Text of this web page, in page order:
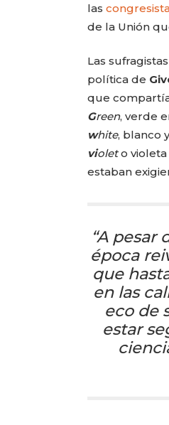
las
de la Unión
Las
política de
que
Green, verde
white, blanco
violeto violeta
estaban
“A
época
que
en las
eco de
estar